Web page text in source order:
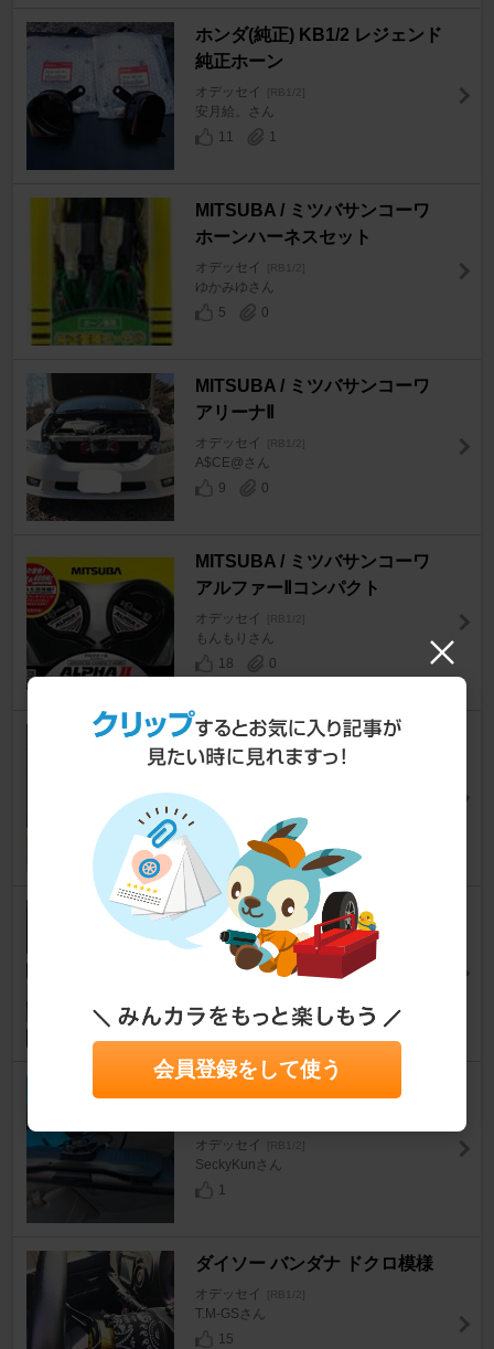
ホンダ(純正) KB1/2 レジェンド
純正ホーン
オデッセイ [RB1/2]
安月給。さん
11
1
MITSUBA / ミツバサンコーワ
ホーンハーネスセット
オデッセイ [RB1/2]
ゆかみゆさん
5
0
MITSUBA / ミツバサンコーワ
アリーナⅡ
オデッセイ [RB1/2]
A$CE@さん
9
0
MITSUBA / ミツバサンコーワ
アルファーⅡコンパクト
オデッセイ [RB1/2]
もんもりさん
18
0
MITSUBA / ミツバサンコーワ
アルファーⅡ
なーりるんさん
40
0
RAYS HOMURA HOMURA 2x7
オデッセイ [RB1/2]
カーズ 2010さん
オデッセイ
SeckyKunさん
1
ダイソー バンダナ ドクロ模様
オデッセイ [RB1/2]
T.M-GSさん
15
会員登録をして使う